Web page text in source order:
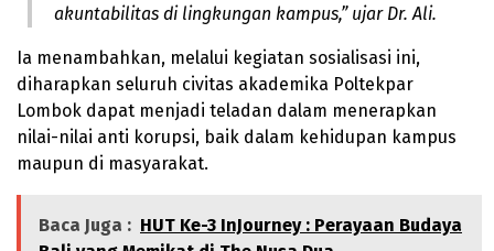
akuntabilitas di lingkungan kampus,” ujar Dr. Ali.
Ia menambahkan, melalui kegiatan sosialisasi ini,
diharapkan seluruh civitas akademika Poltekpar
Lombok dapat menjadi teladan dalam menerapkan
nilai-nilai anti korupsi, baik dalam kehidupan kampus
maupun di masyarakat.
Baca Juga : HUT Ke-3 InJourney : Perayaan Budaya